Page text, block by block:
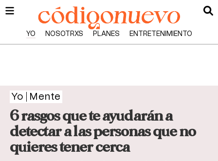
YO NOSOTRXS PLANES ENTRETENIMIENTO
Yo Mente
6 rasgos que te ayudarán a
detectar a las personas que no
quieres tener cerca